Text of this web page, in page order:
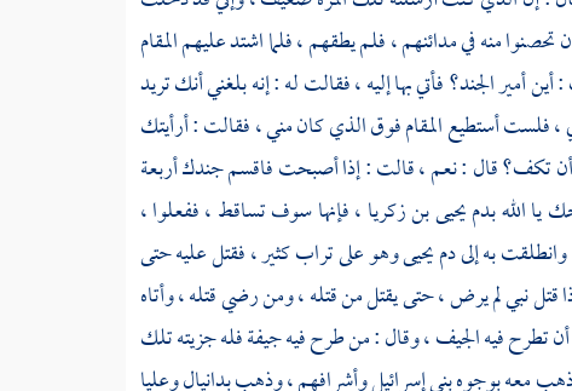
منه في مدائنهم ، فلم يطقهم ، فلما اشتد عليهم المقام
أمير الجند؟ فأتي بها إليه ، فقالت له : إنه بلغني أنك تريد
فلست أستطيع المقام فوق الذي كان مني ، فقالت : أرأيتك
تكف؟ قال : نعم ، قالت : إذا أصبحت فاقسم جندك أربعة
يا الله بدميحيى بن زكريا ،فإنها سوف تساقط ، ففعلوا ،
به إلى دميحيىوهو على تراب كثير ، فقتل عليه حتى
نبي لم يرض ، حتى يقتل من قتله ، ومن رضي قتله ، وأتاه
أن تطرح فيه الجيف ، وقال : من طرح فيه جيفة فله جزيته تلك